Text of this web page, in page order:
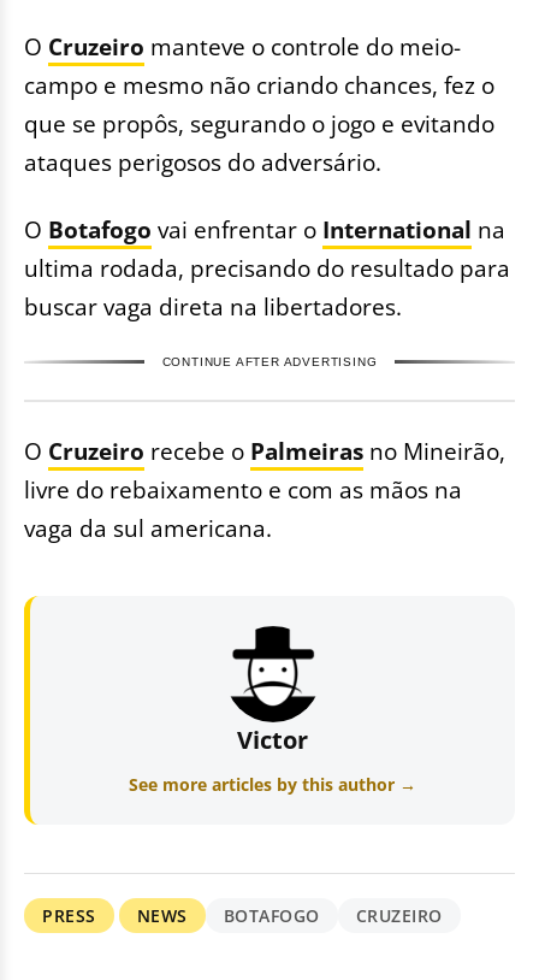
O Cruzeiro manteve o controle do meio-
campo e mesmo não criando chances, fez o
que se propôs, segurando o jogo e evitando
ataques perigosos do adversário.
O Botafogo vai enfrentar o International na
ultima rodada, precisando do resultado para
buscar vaga direta na libertadores.
CONTINUE AFTER ADVERTISING
O Cruzeiro recebe o Palmeiras no Mineirão,
livre do rebaixamento e com as mãos na
vaga da sul americana.
Victor
See more articles by this author →
PRESS NEWS BOTAFOGO CRUZEIRO